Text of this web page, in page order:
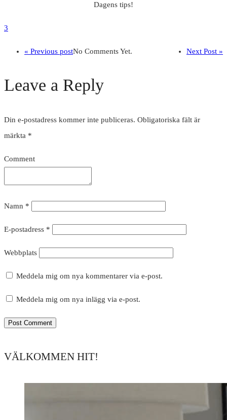
Dagens tips!
3
« Previous post Next Post »
No Comments Yet.
Leave a Reply
Din e-postadress kommer inte publiceras. Obligatoriska fält är
märkta *
Comment
Namn *
E-postadress *
Webbplats
Meddela mig om nya kommentarer via e-post.
Meddela mig om nya inlägg via e-post.
VÄLKOMMEN HIT!